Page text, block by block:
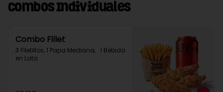
Combos Individuales
Combo Fillet
3 Filetillos, 1 Papa Mediana,   1 Bebida
en Lata